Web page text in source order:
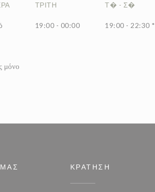
ΤΡΊΤΗ
19:00 - 00:00
Τ� - Σ�
19:00 - 22:30 *
μόνο
ΚΡΆΤΗΣΗ